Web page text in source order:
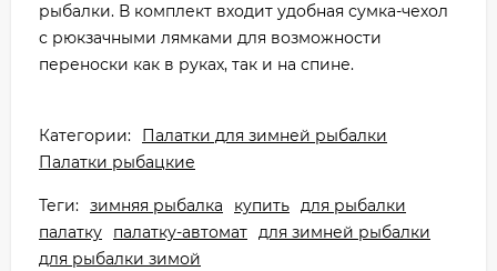
рыбалки. В комплект входит удобная сумка-чехол
с рюкзачными лямками для возможности
переноски как в руках, так и на спине.
Категории:
Палатки для зимней рыбалки
Палатки рыбацкие
Теги: зимняя рыбалка купить для рыбалки
палатку
палатку-автомат для зимней рыбалки
для рыбалки зимой